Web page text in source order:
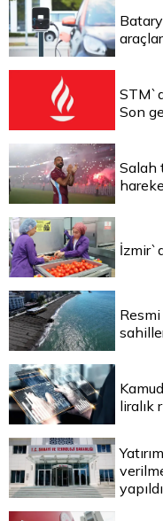
Son
Salah
Resmi
liralık
yapıldı